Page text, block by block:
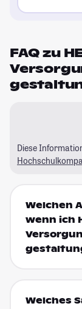
FAQ zu
Diese
Welchen
wenn ich
Welches